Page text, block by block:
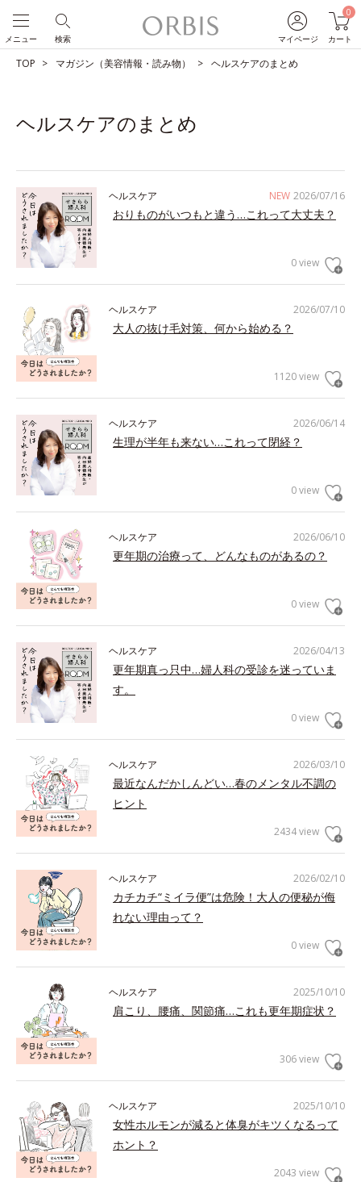
マイページ
0
カート
検索
メニュー
TOP マガジン（美容情報・読み物） ヘルスケアのまとめ
ヘルスケアのまとめ
NEW 2026/07/16
ヘルスケア
おりものがいつもと違う…これって大丈夫？
0 view
2026/07/10
ヘルスケア
大人の抜け毛対策、何から始める？
1120 view
2026/06/14
ヘルスケア
生理が半年も来ない…これって閉経？
0 view
2026/06/10
ヘルスケア
更年期の治療って、どんなものがあるの？
0 view
2026/04/13
ヘルスケア
更年期真っ只中…婦人科の受診を迷っていま
す。
0 view
2026/03/10
ヘルスケア
最近なんだかしんどい…春のメンタル不調の
ヒント
2434 view
2026/02/10
ヘルスケア
カチカチ“ミイラ便”は危険！大人の便秘が侮
れない理由って？
0 view
2025/10/10
ヘルスケア
肩こり、腰痛、関節痛…これも更年期症状？
306 view
2025/10/10
ヘルスケア
女性ホルモンが減ると体臭がキツくなるって
ホント？
2043 view